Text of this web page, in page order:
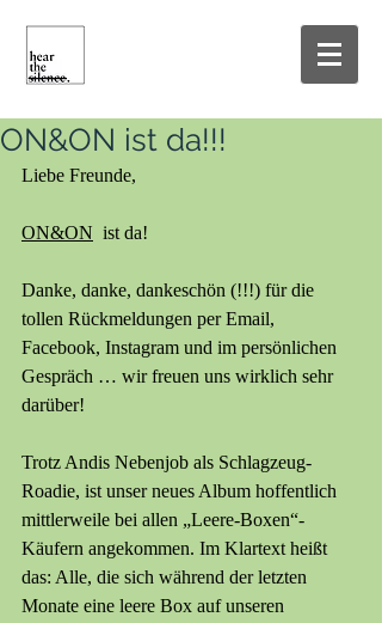
ON&ON ist da!!!
Liebe Freunde,
ON&ON ist da!
Danke, danke, dankeschön (!!!) für die
tollen Rückmeldungen per Email,
Facebook, Instagram und im persönlichen
Gespräch … wir freuen uns wirklich sehr
darüber!
Trotz Andis Nebenjob als Schlagzeug-
Roadie, ist unser neues Album hoffentlich
mittlerweile bei allen „Leere-Boxen“-
Käufern angekommen. Im Klartext heißt
das: Alle, die sich während der letzten
Monate eine leere Box auf unseren